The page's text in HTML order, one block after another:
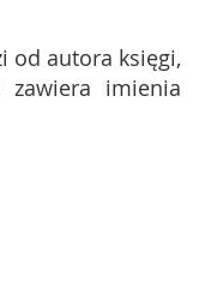
od autora księgi,
imienia